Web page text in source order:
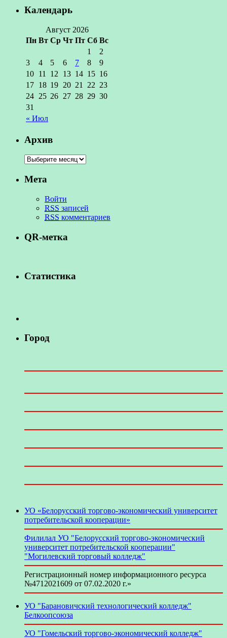
Календарь
Август 2026
Пн Вт Ср Чт Пт Сб Вс
« Июл
1
2
3
4 5 6 7 8
9
10 11 12 13 14 15 16
17 18 19 20 21 22 23
24 25 26 27 28 29 30
31
Архив
Мета
Войти
RSS записей
RSS комментариев
QR-метка
Статистика
Город
УО «Белорусский торгово-экономический университет
потребительской кооперации»
Филилал УО "Белорусский торгово-экономический
университет потребительской кооперации"
"Могилевский торговый колледж"
Регистрационный номер информационного ресурса
№4712021609 от 07.02.2020 г.»
УО "Барановичский технологический колледж"
Белкоопсоюза
УО "Гомельский торгово-экономический колледж"